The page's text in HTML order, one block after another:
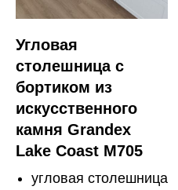
Угловая
столешница с
бортиком из
искусственного
камня Grandex
Lake Coast M705
угловая столешница